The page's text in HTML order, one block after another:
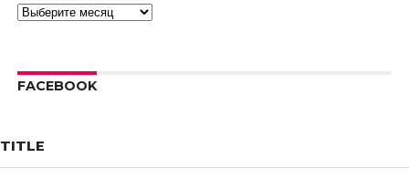
Архивы
FACEBOOK
TITLE